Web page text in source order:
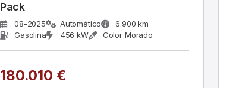
Pack
08-2025 Automático
6.900 km
Gasolina
456 kW Color Morado
180.010 €